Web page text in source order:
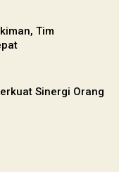
Tim
Sinergi Orang